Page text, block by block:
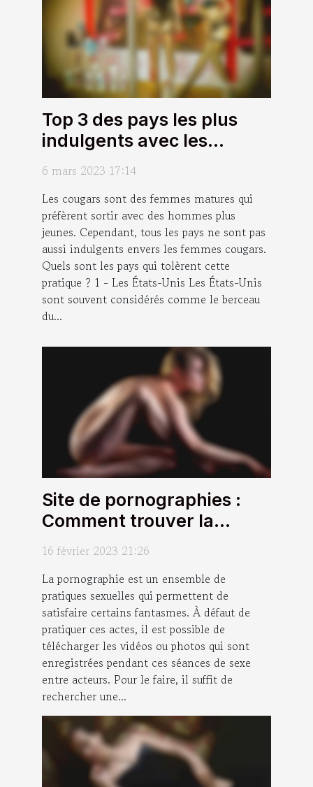
Top 3 des pays les plus
indulgents avec les
cougars
6 mars 2023 17:14
Les cougars sont des femmes matures qui
préfèrent sortir avec des hommes plus
jeunes. Cependant, tous les pays ne sont pas
aussi indulgents envers les femmes cougars.
Quels sont les pays qui tolèrent cette
pratique ? 1 - Les États-Unis Les États-Unis
sont souvent considérés comme le berceau
du...
Site de pornographies :
Comment trouver la
bonne plateforme ?
16 février 2023 21:26
La pornographie est un ensemble de
pratiques sexuelles qui permettent de
satisfaire certains fantasmes. À défaut de
pratiquer ces actes, il est possible de
télécharger les vidéos ou photos qui sont
enregistrées pendant ces séances de sexe
entre acteurs. Pour le faire, il suffit de
rechercher une...